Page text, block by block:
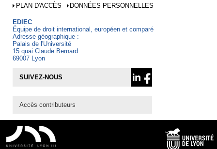
PLAN D'ACCÈS
DONNÉES PERSONNELLES
EDIEC
Équipe de droit international, européen et comparé
Adresse géographique :
Palais de l'Université
15 quai Claude Bernard
69007 Lyon
SUIVEZ-NOUS
Accès contributeurs